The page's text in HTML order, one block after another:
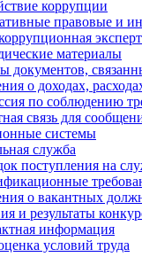
коррупции
правовые и
материалы
документов,
о доходах,
по соблюдению
связь для
системы
служба
поступления на
о вакантных
и результаты
информация
условий труда